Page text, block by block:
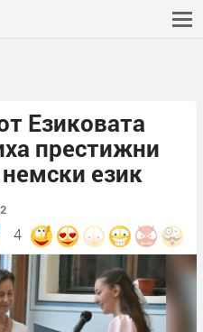
Езиковата
престижни
език
4